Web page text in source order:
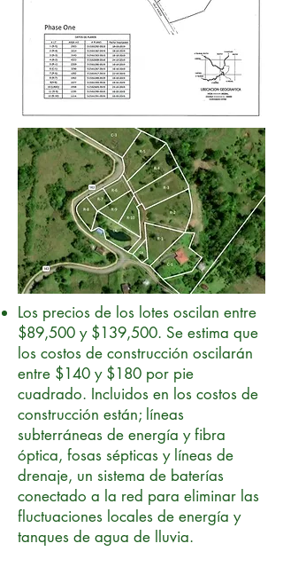
Los precios de los lotes oscilan entre
$89,500 y $139,500. Se estima que
los costos de construcción oscilarán
entre $140 y $180 por pie
cuadrado. Incluidos en los costos de
construcción están; líneas
subterráneas de energía y fibra
óptica, fosas sépticas y líneas de
drenaje, un sistema de baterías
conectado a la red para eliminar las
fluctuaciones locales de energía y
tanques de agua de lluvia.